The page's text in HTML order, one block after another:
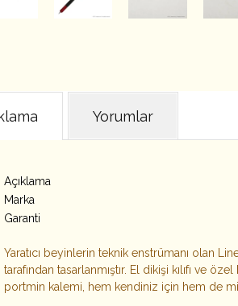
Yorumlar
Açıklama
Marka
Garanti
Yaratıcı beyinlerin teknik enstrümanı olan
tarafından tasarlanmıştır. El dikişi kılıfı ve
portmin kalemi, hem kendiniz için hem de